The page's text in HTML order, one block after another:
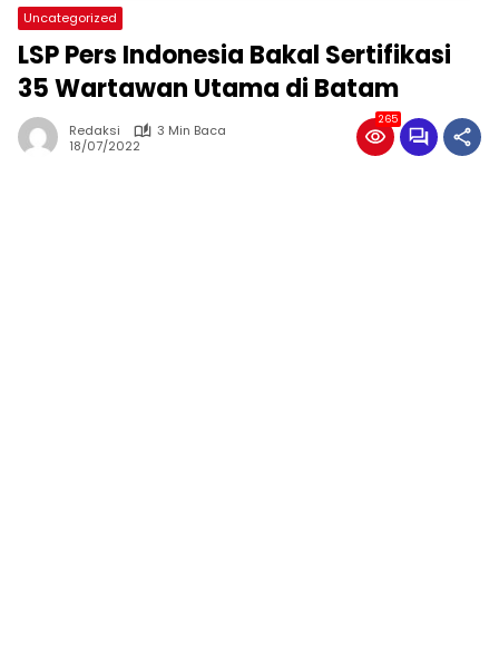
Uncategorized
LSP Pers Indonesia Bakal Sertifikasi
35 Wartawan Utama di Batam
Redaksi
3 Min Baca
18/07/2022
265